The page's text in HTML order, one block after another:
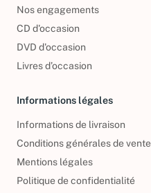
Nos engagements
CD d'occasion
DVD d'occasion
Livres d’occasion
Informations légales
Informations de livraison
Conditions générales de vente
Mentions légales
Politique de confidentialité